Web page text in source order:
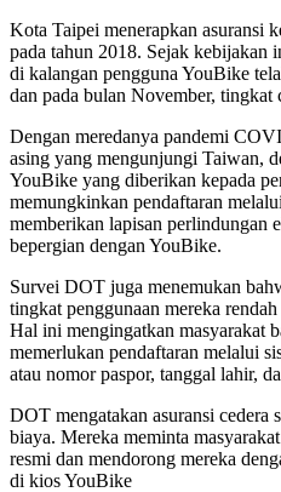
Kota Taipei menerapkan asuransi
pada tahun 2018. Sejak kebijakan
di kalangan pengguna YouBike
dan pada bulan November, tingkat
Dengan meredanya pandemi
asing yang mengunjungi Taiwan,
YouBike yang diberikan kepada
memungkinkan pendaftaran
memberikan lapisan perlindungan
bepergian dengan YouBike.
Survei DOT juga menemukan
tingkat penggunaan mereka
Hal ini mengingatkan masyarakat
memerlukan pendaftaran melalui
atau nomor paspor, tanggal lahir,
DOT mengatakan asuransi cedera
biaya. Mereka meminta
resmi dan mendorong mereka
di kios YouBike